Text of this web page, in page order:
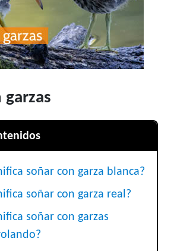
garzas
soñar con garza blanca?
soñar con garza real?
soñar con garzas